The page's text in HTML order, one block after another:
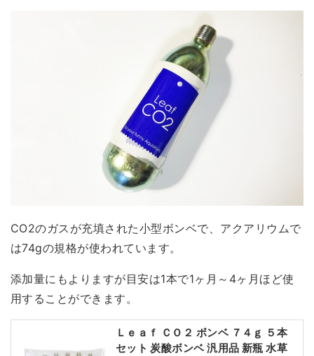
CO2のガスが充填された小型ボンベで、アクアリウムで
は74gの規格が使われています。
添加量にもよりますが目安は1本で1ヶ月～4ヶ月ほど使
用することができます。
Ｌｅａｆ ＣＯ２ ボンベ ７４ｇ ５本
セット 炭酸ボンベ 汎用品 新瓶 水草